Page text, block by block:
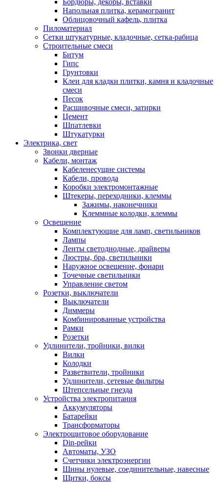
Бордюры, декоры, вставки
Напольная плитка, керамогранит
Облицовочный кафель, плитка
Пиломатериал
Сетки штукатурные, кладочные, сетка-рабица
Строительные смеси
Битум
Гипс
Грунтовки
Клеи для кладки плитки, камня и кладочные
смеси
Песок
Расшивочные смеси, затирки
Цемент
Шпатлевки
Штукатурки
Электрика, свет
Звонки дверные
Кабели, монтаж
Кабеленесущие системы
Кабели, провода
Коробки электромонтажные
Штекеры, переходники, клеммы
Зажимы, наконечники
Клеммные колодки, клеммы
Освещение
Комплектующие для ламп, светильников
Лампы
Ленты светодиодные, драйверы
Люстры, бра, светильники
Наружное освещение, фонари
Точечные светильники
Управление светом
Розетки, выключатели
Выключатели
Диммеры
Комбинированные устройства
Рамки
Розетки
Удлинители, тройники, вилки
Вилки
Колодки
Разветвители, тройники
Удлинители, сетевые фильтры
Штепсельные гнезда
Устройства электропитания
Аккумуляторы
Батарейки
Трансформаторы
Электрощитовое оборудование
Din-рейки
Автоматы, УЗО
Счетчики электроэнергии
Шины нулевые, соединительные, навесные
Щитки, боксы